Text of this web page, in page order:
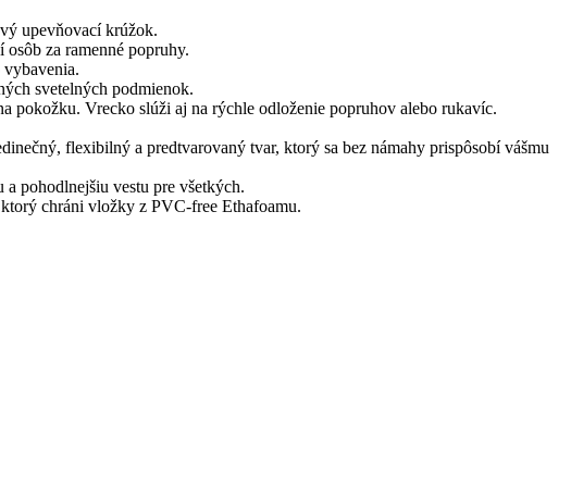
upevňovací krúžok.
za ramenné popruhy.
svetelných podmienok.
pokožku. Vrecko slúži aj na rýchle odloženie popruhov alebo rukavíc.
flexibilný a predtvarovaný tvar, ktorý sa bez námahy prispôsobí vášmu
pohodlnejšiu vestu pre všetkých.
chráni vložky z PVC-free Ethafoamu.